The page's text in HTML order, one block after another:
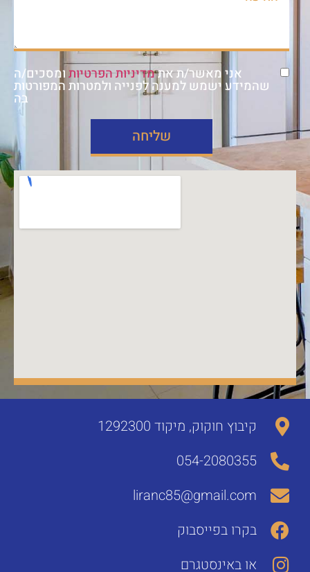
אני מאשר/ת אתמדיניות הפרטיותומסכים/ה
שהמידע ישמש למענה לפנייה ולמטרות המפורטות
בה
קיבוץ חוקוק, מיקוד 1292300
054-2080355
liranc85@gmail.com
בקרו בפייסבוק
או באינסטגרם